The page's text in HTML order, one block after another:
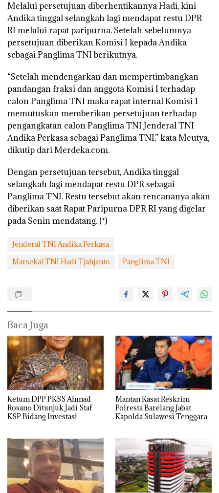
Melalui persetujuan diberhentikannya Hadi, kini
Andika tinggal selangkah lagi mendapat restu DPR
RI melalui rapat paripurna. Setelah sebelumnya
persetujuan diberikan Komisi I kepada Andika
sebagai Panglima TNI berikutnya.
“Setelah mendengarkan dan mempertimbangkan
pandangan fraksi dan anggota Komisi I terhadap
calon Panglima TNI maka rapat internal Komisi 1
memutuskan memberikan persetujuan terhadap
pengangkatan calon Panglima TNI Jenderal TNI
Andika Perkasa sebagai Panglima TNI,” kata Meutya,
dikutip dari Merdeka.com.
Dengan persetujuan tersebut, Andika tinggal
selangkah lagi mendapat restu DPR sebagai
Panglima TNI. Restu tersebut akan rencananya akan
diberikan saat Rapat Paripurna DPR RI yang digelar
pada Senin mendatang. (*)
Jenderal TNI Andika Perkasa
Marsekal TNI Hadi Tjahjanto
Panglima TNI
Baca Juga
Ketum DPP PKSS Ahmad
Rosano Ditunjuk Jadi Staf
KSP Bidang Investasi
Mantan Kasat Reskrim
Polresta Barelang Jabat
Kapolda Sulawesi Tenggara